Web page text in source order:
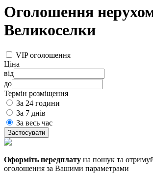
Оголошення
Великоселки
VIP оголошення
Ціна
від
до
Термін розміщення
За 24 години
За 7 днів
За весь час
Застосувати
Оформіть передплату на пошук та
оголошення за Вашими параметрами